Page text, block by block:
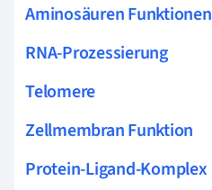
Aminosäuren Funktionen
RNA-Prozessierung
Telomere
Zellmembran Funktion
Protein-Ligand-Komplex